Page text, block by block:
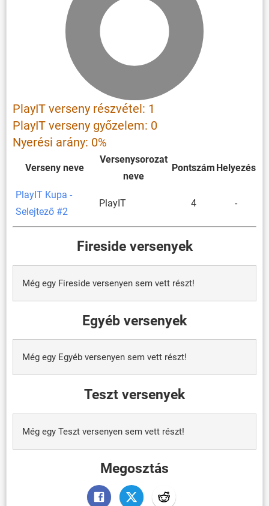
PlayIT verseny részvétel: 1
PlayIT verseny győzelem: 0
Nyerési arány: 0%
Verseny neve
Versenysorozat
neve
Pontszám Helyezés
PlayIT Kupa -
Selejtező #2
PlayIT 4 -
Fireside versenyek
Még egy Fireside versenyen sem vett részt!
Egyéb versenyek
Még egy Egyéb versenyen sem vett részt!
Teszt versenyek
Még egy Teszt versenyen sem vett részt!
Megosztás